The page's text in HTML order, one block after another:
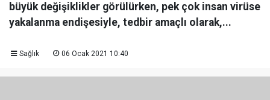
büyük değişiklikler görülürken, pek çok insan virüse
yakalanma endişesiyle, tedbir amaçlı olarak,...
Sağlık 06 Ocak 2021 10:40